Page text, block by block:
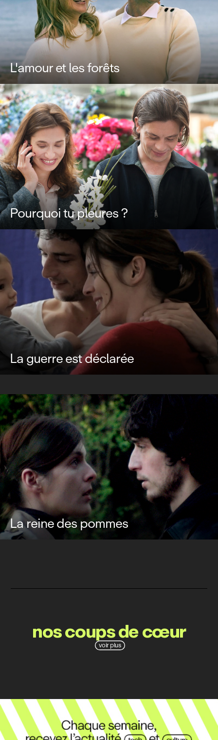
L'amour et les forêts
Pourquoi tu pleures ?
La guerre est déclarée
La reine des pommes
voir plus
nos coups de cœur